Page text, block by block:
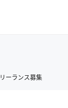
ーランス募集